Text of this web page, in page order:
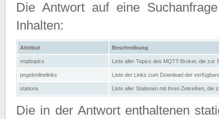
Die Antwort auf eine
Inhalten:
Attribut Beschreibung
mqtttopics Liste aller Topics des MQTT-Broker, die zur
pegelonlinelinks Liste der Links zum Download der
stations Liste aller Stationen mit ihren Zeitreihen, die
Die in der Antwort enthaltenen